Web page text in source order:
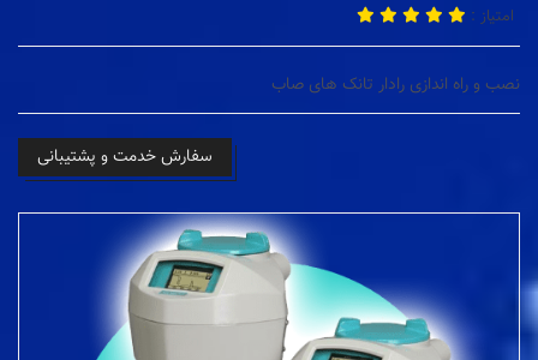
امتیاز :
نصب و راه اندازی رادار تانک های صاب
سفارش خدمت و پشتیبانی